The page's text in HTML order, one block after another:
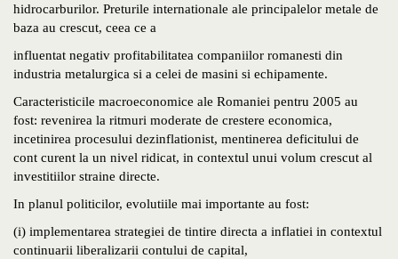
hidrocarburilor. Preturile internationale ale principalelor metale de
baza au crescut, ceea ce a
influentat negativ profitabilitatea companiilor romanesti din
industria metalurgica si a celei de masini si echipamente.
Caracteristicile macroeconomice ale Romaniei pentru 2005 au
fost: revenirea la ritmuri moderate de crestere economica,
incetinirea procesului dezinflationist, mentinerea deficitului de
cont curent la un nivel ridicat, in contextul unui volum crescut al
investitiilor straine directe.
In planul politicilor, evolutiile mai importante au fost:
(i) implementarea strategiei de tintire directa a inflatiei in contextul
continuarii liberalizarii contului de capital,